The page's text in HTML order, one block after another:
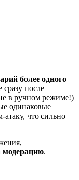
более одного
сразу после
в ручном режиме!)
одинаковые
что сильно
модерацию.